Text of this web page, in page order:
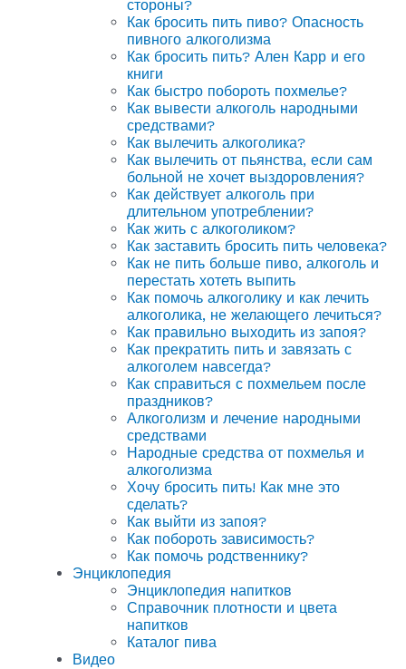
стороны?
Как бросить пить пиво? Опасность
пивного алкоголизма
Как бросить пить? Ален Карр и его
книги
Как быстро побороть похмелье?
Как вывести алкоголь народными
средствами?
Как вылечить алкоголика?
Как вылечить от пьянства, если сам
больной не хочет выздоровления?
Как действует алкоголь при
длительном употреблении?
Как жить с алкоголиком?
Как заставить бросить пить человека?
Как не пить больше пиво, алкоголь и
перестать хотеть выпить
Как помочь алкоголику и как лечить
алкоголика, не желающего лечиться?
Как правильно выходить из запоя?
Как прекратить пить и завязать с
алкоголем навсегда?
Как справиться с похмельем после
праздников?
Алкоголизм и лечение народными
средствами
Народные средства от похмелья и
алкоголизма
Хочу бросить пить! Как мне это
сделать?
Как выйти из запоя?
Как побороть зависимость?
Как помочь родственнику?
Энциклопедия
Энциклопедия напитков
Справочник плотности и цвета
напитков
Каталог пива
Видео